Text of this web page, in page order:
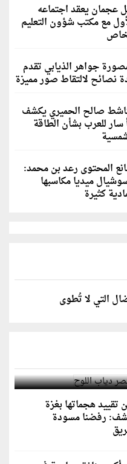
عجمان يعقد اجتماعه
مع مكتب شؤون التعليم
جواهر الذيابي تقدم
نصائح لالتقاط صور مميزة
صالح الحميري يكشف
سار للعرب بشأن الطاقة
المحتوى رعد بن محمد:
ميديا مكاسبها
كثيرة
التي لا تُطوى
دياب اللوح
تقييد هجماتها بغزة
رفضنا مسودة